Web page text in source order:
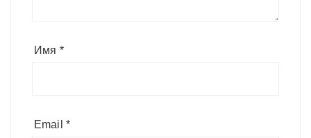
Имя *
Email *